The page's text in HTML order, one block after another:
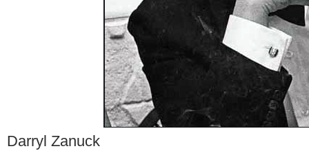
Darryl Zanuck